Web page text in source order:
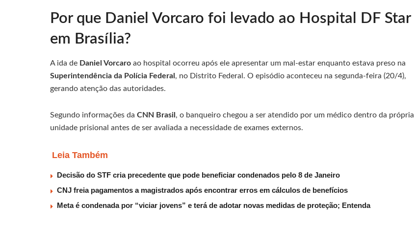
Por que Daniel Vorcaro foi levado ao Hospital DF Star
em Brasília?
A ida de Daniel Vorcaro ao hospital ocorreu após ele apresentar um mal-estar enquanto estava preso na
Superintendência da Polícia Federal , no Distrito Federal. O episódio aconteceu na segunda-feira (20/4),
gerando atenção das autoridades.
Segundo informações da CNN Brasil , o banqueiro chegou a ser atendido por um médico dentro da própria
unidade prisional antes de ser avaliada a necessidade de exames externos.
Leia Também
Decisão do STF cria precedente que pode beneficiar condenados pelo 8 de Janeiro
CNJ freia pagamentos a magistrados após encontrar erros em cálculos de benefícios
Meta é condenada por “viciar jovens” e terá de adotar novas medidas de proteção; Entenda